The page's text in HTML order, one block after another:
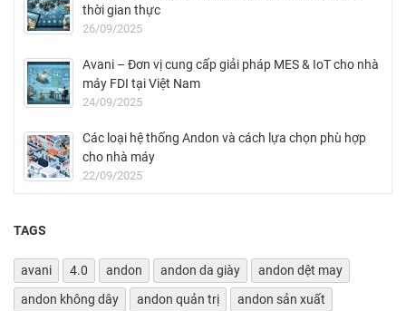
thời gian thực
26/09/2025
Avani – Đơn vị cung cấp giải pháp MES & IoT cho nhà
máy FDI tại Việt Nam
24/09/2025
Các loại hệ thống Andon và cách lựa chọn phù hợp
cho nhà máy
22/09/2025
TAGS
avani 4.0 andon andon da giày
andon dệt may
andon không dây
andon quản trị
andon sản xuất